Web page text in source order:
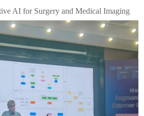
AI for Surgery and Medical Imaging